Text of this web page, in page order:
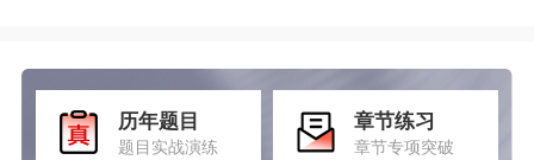
历年题目
题目实战演练
章节练习
章节专项突破